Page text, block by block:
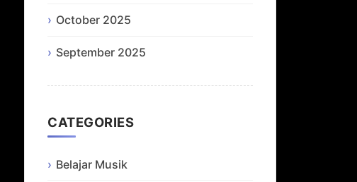
October 2025
September 2025
CATEGORIES
Belajar Musik